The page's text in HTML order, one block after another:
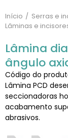
Início
Serras e
Lâminas e
Lâmina
ângulo
Código do
Lâmina PCD
seccionadoras
acabamento
abrasivos.